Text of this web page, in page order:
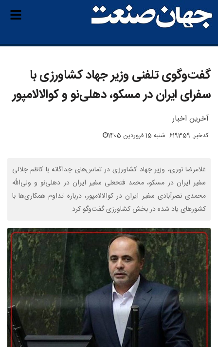
گفت‌وگوی تلفنی وزیر جهاد کشاورزی با
سفرای ایران در مسکو، دهلی‌نو و کوالالامپور
آخرین اخبار
کدخبر: 619359 شنبه 15 فروردین 1405
غلامرضا نوری، وزیر جهاد کشاورزی در تماس‌های جداگانه با کاظم جلالی
سفیر ایران در مسکو، محمد فتحعلی سفیر ایران در دهلی‌نو و ولی‌الله
محمدی نصرآبادی سفیر ایران در کوالالامپور، درباره تداوم همکاری‌ها با
کشورهای یاد شده در بخش کشاورزی گفت‌وگو کرد.